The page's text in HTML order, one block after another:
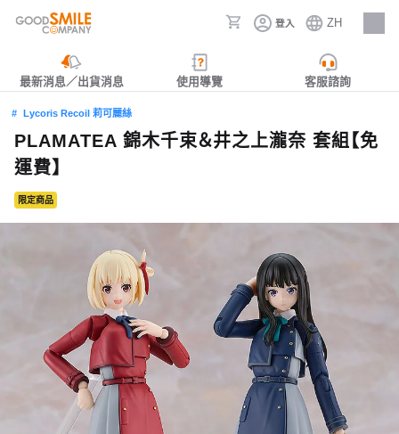
登入 ZH
人才招募
最新消息／出貨消息 使用導覽 客服諮詢
Lycoris Recoil 莉可麗絲
PLAMATEA 錦木千束＆井之上瀧奈 套組【免
運費】
限定商品